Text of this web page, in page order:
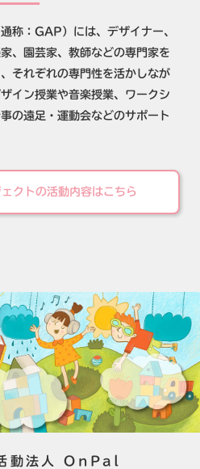
称：GAP）には、デザイナー、
、園芸家、教師などの専門家を
それぞれの専門性を活かしなが
イン授業や音楽授業、ワークシ
の遠足・運動会などのサポート
クトの活動内容はこちら
動法人 OnPal